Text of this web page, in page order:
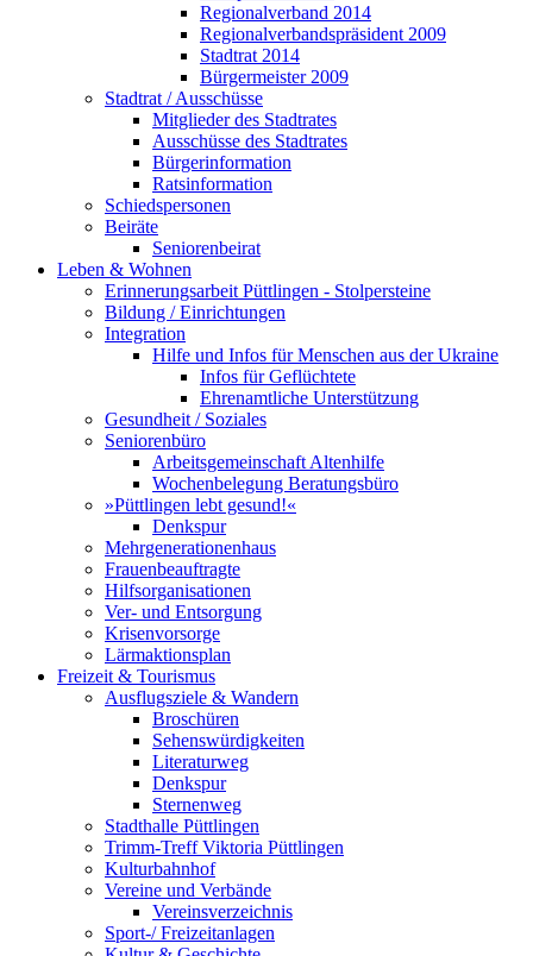
Regionalverband 2014
Regionalverbandspräsident 2009
Stadtrat 2014
Bürgermeister 2009
Stadtrat / Ausschüsse
Mitglieder des Stadtrates
Ausschüsse des Stadtrates
Bürgerinformation
Ratsinformation
Schiedspersonen
Beiräte
Seniorenbeirat
Leben & Wohnen
Erinnerungsarbeit Püttlingen - Stolpersteine
Bildung / Einrichtungen
Integration
Hilfe und Infos für Menschen aus der Ukraine
Infos für Geflüchtete
Ehrenamtliche Unterstützung
Gesundheit / Soziales
Seniorenbüro
Arbeitsgemeinschaft Altenhilfe
Wochenbelegung Beratungsbüro
»Püttlingen lebt gesund!«
Denkspur
Mehrgenerationenhaus
Frauenbeauftragte
Hilfsorganisationen
Ver- und Entsorgung
Krisenvorsorge
Lärmaktionsplan
Freizeit & Tourismus
Ausflugsziele & Wandern
Broschüren
Sehenswürdigkeiten
Literaturweg
Denkspur
Sternenweg
Stadthalle Püttlingen
Trimm-Treff Viktoria Püttlingen
Kulturbahnhof
Vereine und Verbände
Vereinsverzeichnis
Sport-/ Freizeitanlagen